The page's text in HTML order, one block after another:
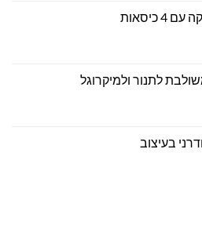
כיסאות
לתנור ולמיקרוגל
בעיצוב